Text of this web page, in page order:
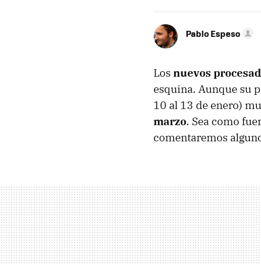
Pablo Espeso
Los nuevos
esquina. Aunque su
10 al 13 de enero)
marzo. Sea como
comentaremos